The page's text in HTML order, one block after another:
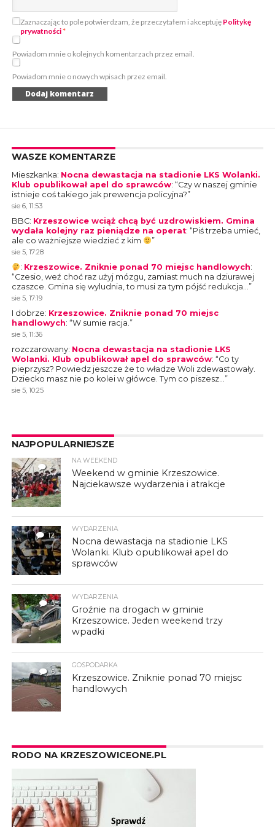
Zaznaczając to pole potwierdzam, że przeczytałem i akceptuję Politykę
prywatności*
Powiadom mnie o kolejnych komentarzach przez email.
Powiadom mnie o nowych wpisach przez email.
WASZE KOMENTARZE
Mieszkanka: Nocna dewastacja na stadionie LKS Wolanki.
Klub opublikował apel do sprawców: “Czy w naszej gminie
istnieje coś takiego jak prewencja policyjna?”
sie 6, 11:53
BBC: Krzeszowice wciąż chcą być uzdrowiskiem. Gmina
wydała kolejny raz pieniądze na operat: “Piś trzeba umieć,
ale co ważniejsze wiedzieć z kim
”
sie 5, 17:28
: Krzeszowice. Zniknie ponad 70 miejsc handlowych:
“Czesio, weź choć raz użyj mózgu, zamiast much na dziurawej
czaszce. Gmina się wyludnia, to musi za tym pójść redukcja…”
sie 5, 17:19
I dobrze: Krzeszowice. Zniknie ponad 70 miejsc
handlowych: “W sumie racja.”
sie 5, 11:36
rozczarowany: Nocna dewastacja na stadionie LKS
Wolanki. Klub opublikował apel do sprawców: “Co ty
pieprzysz? Powiedz jeszcze że to władze Woli zdewastowały.
Dziecko masz nie po kolei w główce. Tym co piszesz…”
sie 5, 10:25
NAJPOPULARNIEJSZE
4
NA WEEKEND
Weekend w gminie Krzeszowice.
Najciekawsze wydarzenia i atrakcje
12
WYDARZENIA
Nocna dewastacja na stadionie LKS
Wolanki. Klub opublikował apel do
sprawców
3
WYDARZENIA
Groźnie na drogach w gminie
Krzeszowice. Jeden weekend trzy
wpadki
6
GOSPODARKA
Krzeszowice. Zniknie ponad 70 miejsc
handlowych
RODO NA KRZESZOWICEONE.PL